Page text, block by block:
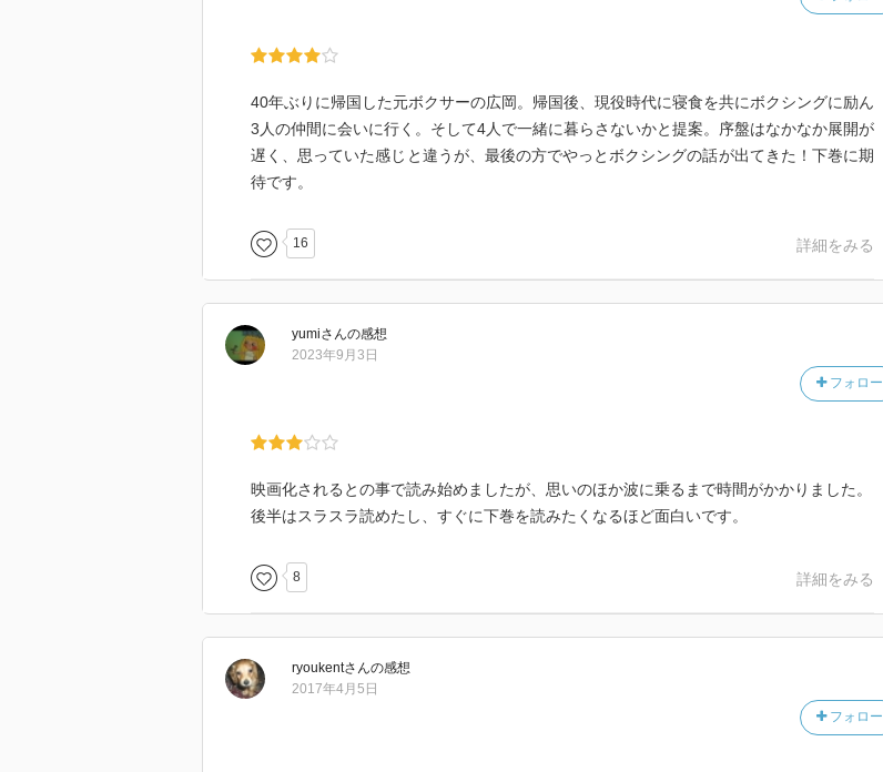
40年ぶりに帰国した元ボクサーの広岡。帰国後、現役時代に寝食を共にボクシングに励ん
3人の仲間に会いに行く。そして4人で一緒に暮らさないかと提案。序盤はなかなか展開が
遅く、思っていた感じと違うが、最後の方でやっとボクシングの話が出てきた！下巻に期
待です。
16 詳細をみる
yumiさんの感想
フォロー
2023年9月3日
映画化されるとの事で読み始めましたが、思いのほか波に乗るまで時間がかかりました。
後半はスラスラ読めたし、すぐに下巻を読みたくなるほど面白いです。
8 詳細をみる
ryoukentさんの感想
フォロー
2017年4月5日